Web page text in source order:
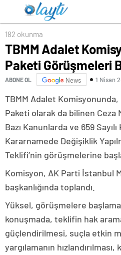
182 okunma
TBMM Adalet
Paketi Görüşmeleri
ABONE OL News 1 Nisan
TBMM Adalet Komisyonunda,
Paketi olarak da bilinen Ceza
Bazı Kanunlarda ve 659
Kararnamede Değişiklik
Teklifi’nin görüşmelerine
Komisyon, AK Parti İstanbul
başkanlığında toplandı.
Yüksel, görüşmelere
konuşmada, teklifin hak
güçlendirilmesi, suçla etkin
yargılamanın